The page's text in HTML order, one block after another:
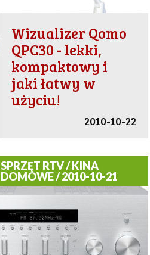
Wizualizer Qomo
QPC30 - lekki,
kompaktowy i
jaki łatwy w
użyciu!
2010-10-22
SPRZĘT RTV / KINA
DOMOWE / 2010-10-21